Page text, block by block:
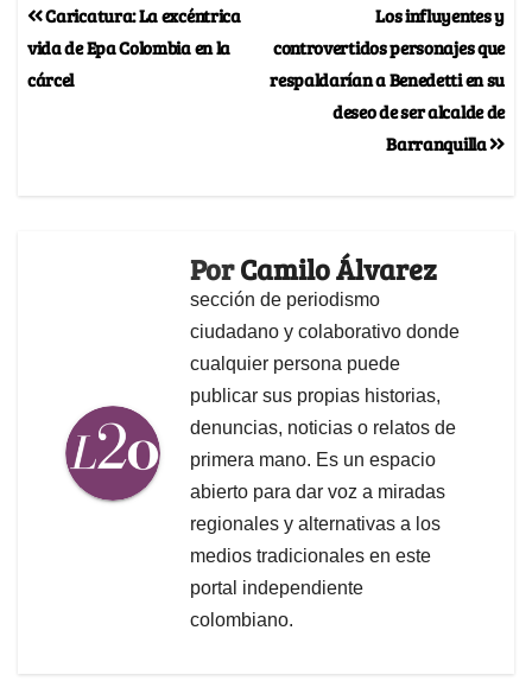
Los influyentes y
controvertidos personajes que
respaldarían a Benedetti en su
deseo de ser alcalde de
Barranquilla
Caricatura: La excéntrica
vida de Epa Colombia en la
cárcel
PorCamilo Álvarez
sección de periodismo
ciudadano y colaborativo donde
cualquier persona puede
publicar sus propias historias,
denuncias, noticias o relatos de
primera mano. Es un espacio
abierto para dar voz a miradas
regionales y alternativas a los
medios tradicionales en este
portal independiente
colombiano.